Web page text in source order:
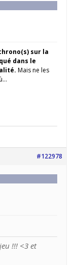
sur la
dans le
Mais ne les
#122978
!!! <3 et